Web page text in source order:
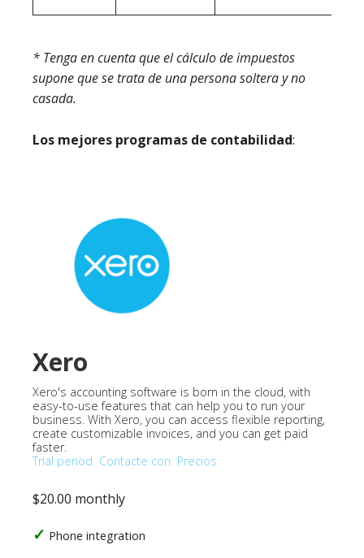
* Tenga en cuenta que el cálculo de impuestos
supone que se trata de una persona soltera y no
casada.
Los mejores programas de contabilidad:
Xero
Xero's accounting software is born in the cloud, with
easy-to-use features that can help you to run your
business. With Xero, you can access flexible reporting,
create customizable invoices, and you can get paid
faster.
Trial period Contacte con Precios
$20.00 monthly
Phone integration